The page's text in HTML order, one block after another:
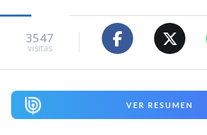
3547
visitas
VER RESUMEN